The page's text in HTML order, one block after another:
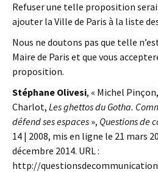
Refuser une telle proposition
ajouter la Ville de Paris à la liste
Nous ne doutons pas que telle
Maire de Paris et que vous
proposition.
Stéphane Olivesi, « Michel
Charlot, Les ghettos du Gotha.
défend ses espaces », Questions de
14 | 2008, mis en ligne le 21 mars
décembre 2014. URL :
http://